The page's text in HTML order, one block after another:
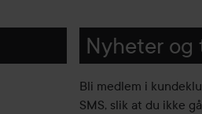
Nyheter og
Bli medlem i
SMS, slik at du ikke